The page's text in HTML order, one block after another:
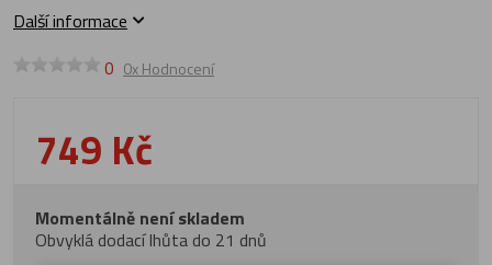
Další informace
0 0x Hodnocení
749 Kč
Momentálně není skladem
Obvyklá dodací lhůta do 21 dnů